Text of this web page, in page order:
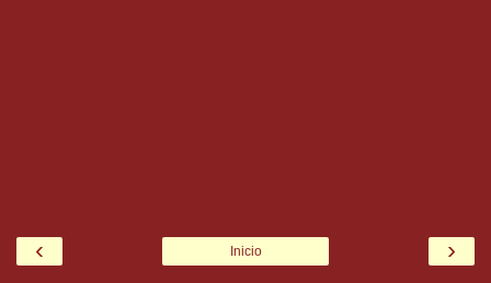
‹ ›
Inicio